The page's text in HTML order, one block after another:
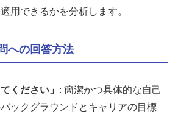
用できるかを分析します。
への回答方法
ください」 : 簡潔かつ具体的な自己
ックグラウンドとキャリアの目標